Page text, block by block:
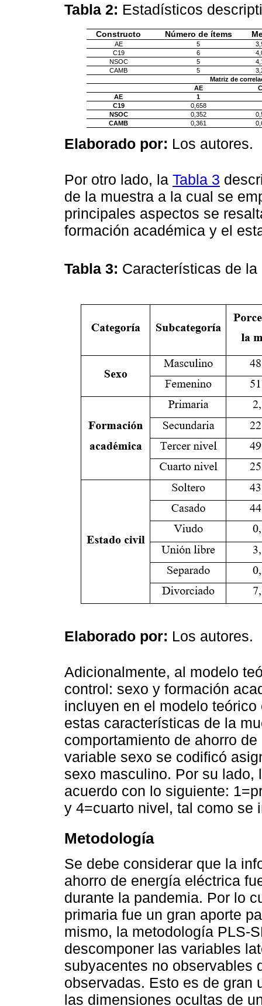
Tabla 2: Estadísticos
Constructo Número de ítems
AE 5
C19
6
NSOC
5
CAMB
5
Matriz de
AE
AE
1
C19
0,658
NSOC
0,352
CAMB
0,361
Elaborado por: Los autores.
Por otro lado, la Tabla 3
de la muestra a la cual se
principales aspectos se
formación académica y el
Tabla 3: Características de
Elaborado por: Los autores.
Adicionalmente, al modelo
control: sexo y formación
incluyen en el modelo
estas características de la
comportamiento de ahorro
variable sexo se codificó
sexo masculino. Por su lado,
acuerdo con lo siguiente:
y 4=cuarto nivel, tal como se
Metodología
Se debe considerar que la
ahorro de energía eléctrica
durante la pandemia. Por lo
primaria fue un gran aporte
mismo, la metodología PLS-
descomponer las variables
subyacentes no observables
observadas. Esto es de gran
las dimensiones ocultas de